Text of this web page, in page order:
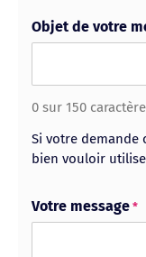
Objet de votre
0 sur 150
Si votre demande
bien vouloir
Votre message *